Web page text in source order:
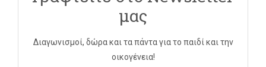
μας
Διαγωνισμοί, δώρα και τα πάντα για το παιδί και την
οικογένεια!